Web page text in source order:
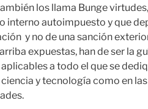
los llama Bunge
interno autoimpuesto y que
y no de una sanción
expuestas, han de ser la
a todo el que se
y tecnología como en